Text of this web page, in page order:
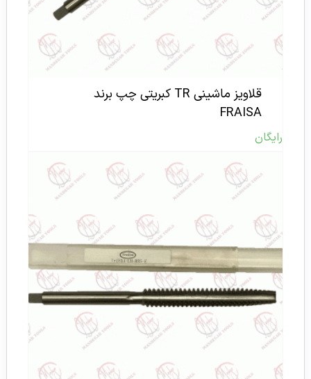
قلاویز ماشینی TR کبریتی چپ برند
FRAISA
رایگان